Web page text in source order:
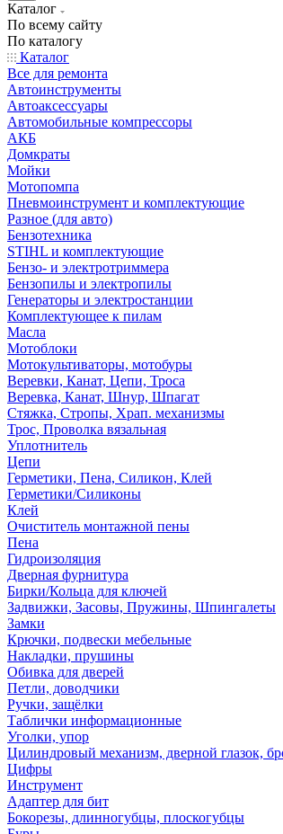
Каталог
По всему сайту
По каталогу
Каталог
Все для ремонта
Автоинструменты
Автоаксессуары
Автомобильные компрессоры
АКБ
Домкраты
Мойки
Мотопомпа
Пневмоинструмент и комплектующие
Разное (для авто)
Бензотехника
STIHL и комплектующие
Бензо- и электротриммера
Бензопилы и электропилы
Генераторы и электростанции
Комплектующее к пилам
Масла
Мотоблоки
Мотокультиваторы, мотобуры
Веревки, Канат, Цепи, Троса
Веревка, Канат, Шнур, Шпагат
Стяжка, Стропы, Храп. механизмы
Трос, Проволка вязальная
Уплотнитель
Цепи
Герметики, Пена, Силикон, Клей
Герметики/Силиконы
Клей
Очиститель монтажной пены
Пена
Гидроизоляция
Дверная фурнитура
Бирки/Кольца для ключей
Задвижки, Засовы, Пружины, Шпингалеты
Замки
Крючки, подвески мебельные
Накладки, прушины
Обивка для дверей
Петли, доводчики
Ручки, защёлки
Таблички информационные
Уголки, упор
Цилиндровый механизм, дверной глазок,
Цифры
Инструмент
Адаптер для бит
Бокорезы, длинногубцы, плоскогубцы